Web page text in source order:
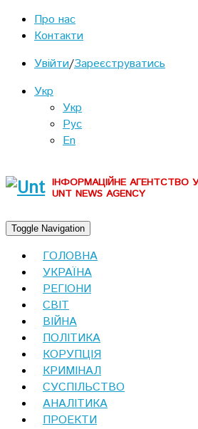
Про нас
Контакти
Увійти/Зареєструватись
Укр
Укр
Рус
En
ІНФОРМАЦІЙНЕ АГЕНТСТВО
UNT NEWS AGENCY
Toggle Navigation
ГОЛОВНА
УКРАЇНА
РЕГІОНИ
СВІТ
ВІЙНА
ПОЛІТИКА
КОРУПЦІЯ
КРИМІНАЛ
СУСПІЛЬСТВО
АНАЛІТИКА
ПРОЕКТИ